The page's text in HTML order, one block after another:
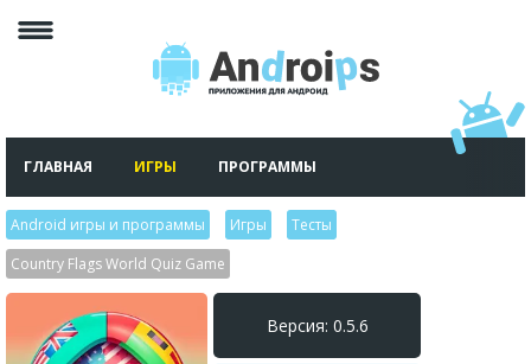
ГЛАВНАЯ ИГРЫ ПРОГРАММЫ
Android игры и программы Игры Тесты
Country Flags World Quiz Game
Версия: 0.5.6